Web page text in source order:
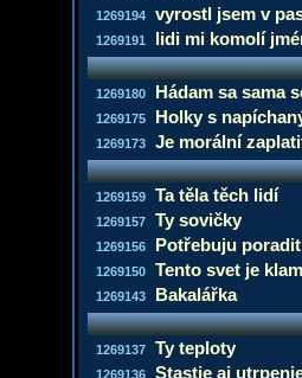
1269194 vyrostl jsem v
1269191 lidi mi komolí
1269180 Hádam sa sama
1269175 Holky s
1269173 Je morální
1269159 Ta těla těch lidí
1269157 Ty sovičky
1269156 Potřebuju poradit
1269150 Tento svet je
1269143 Bakalářka
1269137 Ty teploty
1269136
Stastie aj